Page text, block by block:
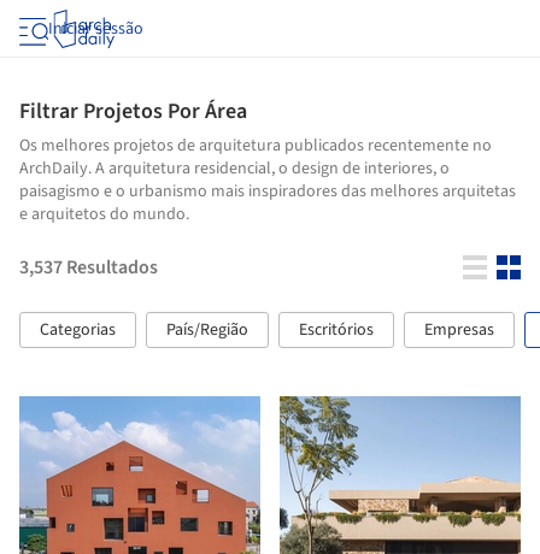
Iniciar sessão
Filtrar Projetos Por Área
Os melhores projetos de arquitetura publicados recentemente no
ArchDaily. A arquitetura residencial, o design de interiores, o
paisagismo e o urbanismo mais inspiradores das melhores arquitetas
e arquitetos do mundo.
3,537Resultados
Categorias País/Região Escritórios Empresas